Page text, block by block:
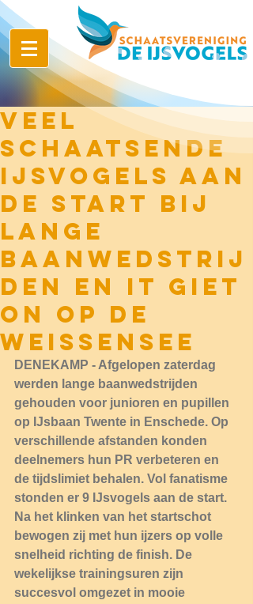
Veel
schaatsende
IJsvogels aan
de start bij
Lange
baanwedstrij
den en It giet
on op de
Weissensee
DENEKAMP - Afgelopen zaterdag
werden lange baanwedstrijden
gehouden voor junioren en pupillen
op IJsbaan Twente in Enschede. Op
verschillende afstanden konden
deelnemers hun PR verbeteren en
de tijdslimiet behalen. Vol fanatisme
stonden er 9 IJsvogels aan de start.
Na het klinken van het startschot
bewogen zij met hun ijzers op volle
snelheid richting de finish. De
wekelijkse trainingsuren zijn
succesvol omgezet in mooie